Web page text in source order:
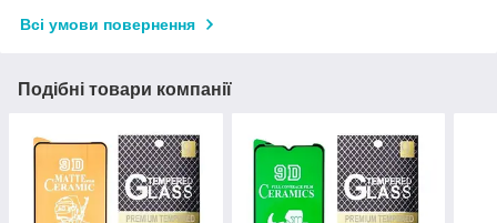
Всі умови повернення
Подібні товари компанії